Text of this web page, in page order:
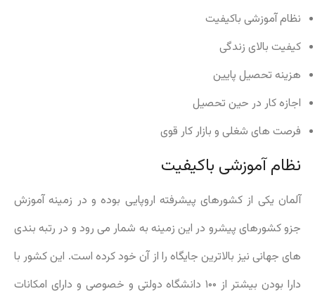
نظام آموزشی باکیفیت
کیفیت بالای زندگی
هزینه تحصیل پایین
اجازه کار در حین تحصیل
فرصت های شغلی و بازار کار قوی
نظام آموزشی باکیفیت
آلمان یکی از کشورهای پیشرفته اروپایی بوده و در زمینه آموزش
جزو کشورهای پیشرو در این زمینه به شمار می رود و در رتبه بندی
های جهانی نیز بالاترین جایگاه را از آن خود کرده است. این کشور با
دارا بودن بیشتر از ۱۰۰ دانشگاه دولتی و خصوصی و دارای امکانات